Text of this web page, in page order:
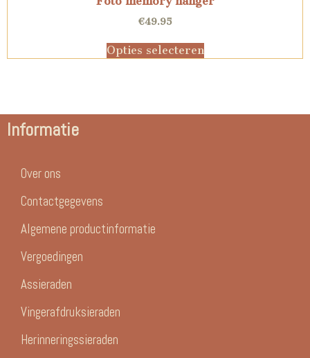
€49.95
Opties selecteren
Informatie
Over ons
Contactgegevens
Algemene productinformatie
Vergoedingen
Assieraden
Vingerafdruksieraden
Herinneringssieraden